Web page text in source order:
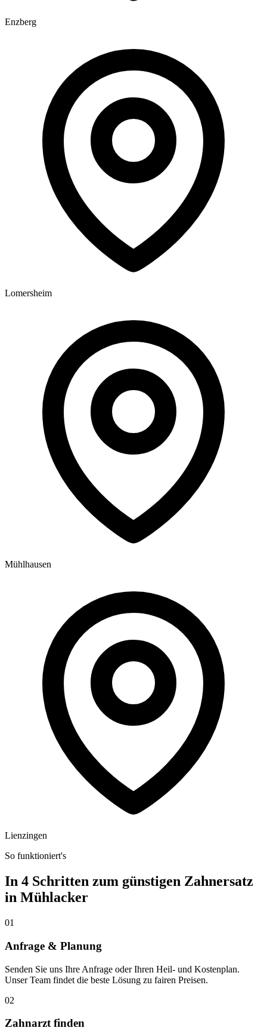
Enzberg
Lomersheim
Mühlhausen
Lienzingen
So funktioniert's
In 4 Schritten zum günstigen Zahnersatz
in Mühlacker
01
Anfrage & Planung
Senden Sie uns Ihre Anfrage oder Ihren Heil- und Kostenplan.
Unser Team findet die beste Lösung zu fairen Preisen.
02
Zahnarzt finden